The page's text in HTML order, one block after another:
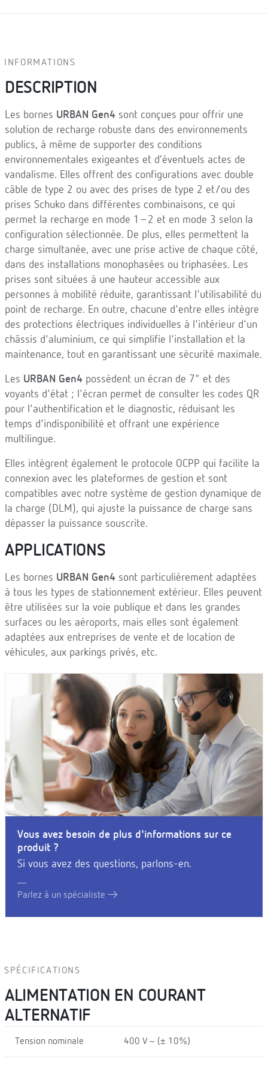
INFORMATIONS
DESCRIPTION
Les bornes URBAN Gen4 sont conçues pour offrir une
solution de recharge robuste dans des environnements
publics, à même de supporter des conditions
environnementales exigeantes et d’éventuels actes de
vandalisme. Elles offrent des configurations avec double
câble de type 2 ou avec des prises de type 2 et/ou des
prises Schuko dans différentes combinaisons, ce qui
permet la recharge en mode 1–2 et en mode 3 selon la
configuration sélectionnée. De plus, elles permettent la
charge simultanée, avec une prise active de chaque côté,
dans des installations monophasées ou triphasées. Les
prises sont situées à une hauteur accessible aux
personnes à mobilité réduite, garantissant l'utilisabilité du
point de recharge. En outre, chacune d'entre elles intègre
des protections électriques individuelles à l'intérieur d'un
châssis d'aluminium, ce qui simplifie l'installation et la
maintenance, tout en garantissant une sécurité maximale.
Les URBAN Gen4 possèdent un écran de 7" et des
voyants d'état ; l'écran permet de consulter les codes QR
pour l'authentification et le diagnostic, réduisant les
temps d'indisponibilité et offrant une expérience
multilingue.
Elles intègrent également le protocole OCPP qui facilite la
connexion avec les plateformes de gestion et sont
compatibles avec notre système de gestion dynamique de
la charge (DLM), qui ajuste la puissance de charge sans
dépasser la puissance souscrite.
APPLICATIONS
Les bornes URBAN Gen4 sont particulièrement adaptées
à tous les types de stationnement extérieur. Elles peuvent
être utilisées sur la voie publique et dans les grandes
surfaces ou les aéroports, mais elles sont également
adaptées aux entreprises de vente et de location de
véhicules, aux parkings privés, etc.
Vous avez besoin de plus d'informations sur ce
produit ?
Si vous avez des questions, parlons-en.
Parlez à un spécialiste
SPÉCIFICATIONS
ALIMENTATION EN COURANT
ALTERNATIF
Tension nominale 400 V ~ (± 10%)